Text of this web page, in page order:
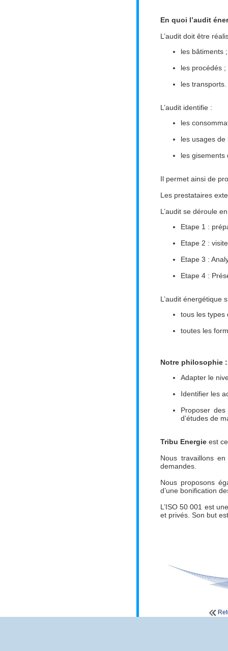
En quoi l’audit
L’audit doit être
les bâtiments ;
les procédés ;
les transports.
L’audit identifie :
les
les usages de
les gisements
Il permet ainsi de
Les prestataires
L’audit se déroule
Etape 1 :
Etape 2 :
Etape 3 :
Etape 4 :
L’audit énergétique
tous les types
toutes les
Notre philosophie :
Adapter le
Identifier les
Proposer
d’études de
Tribu Energie est
Nous travaillons
demandes.
Nous proposons
d’une bonification
L’ISO 50 001 est
et privés. Son but